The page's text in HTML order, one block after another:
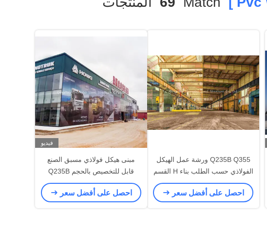
Q235B Q355 ورشة عمل الهيكل
الفولاذي حسب الطلب بناء H القسم
الأعمدة الفولاذية
احصل على أفضل سعر
فيديو
مبنى هيكل فولاذي مسبق الصنع
قابل للتخصيص بالحجم Q235B
Q345B وصلة مسامير
احصل على أفضل سعر